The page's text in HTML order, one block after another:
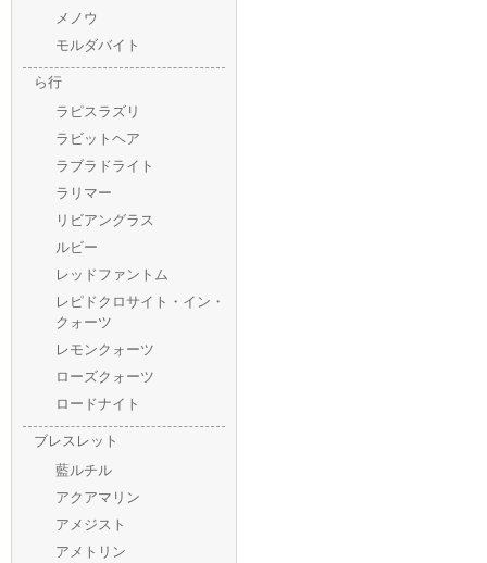
メノウ
モルダバイト
ら行
ラピスラズリ
ラビットヘア
ラブラドライト
ラリマー
リビアングラス
ルビー
レッドファントム
レピドクロサイト・イン・
クォーツ
レモンクォーツ
ローズクォーツ
ロードナイト
ブレスレット
藍ルチル
アクアマリン
アメジスト
アメトリン